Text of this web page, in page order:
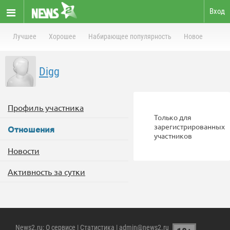
Вход
Лучшее Хорошее Набирающее популярность Новое
Digg
Профиль участника
Отношения
Новости
Активность за сутки
Только для
зарегистрированных
участников
News2.ru: О сервисе | Статистика | admin@news2.ru